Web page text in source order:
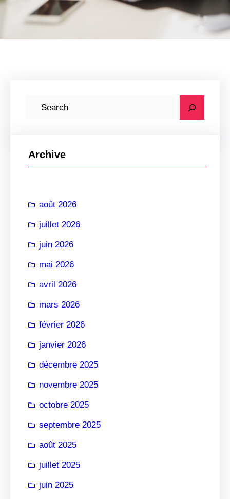
h
e
Archive
août 2026
juillet 2026
juin 2026
mai 2026
avril 2026
mars 2026
février 2026
janvier 2026
décembre 2025
novembre 2025
octobre 2025
septembre 2025
août 2025
juillet 2025
juin 2025